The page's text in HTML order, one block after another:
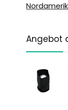
Angebot